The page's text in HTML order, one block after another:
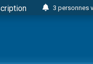
3 personnes
3
3